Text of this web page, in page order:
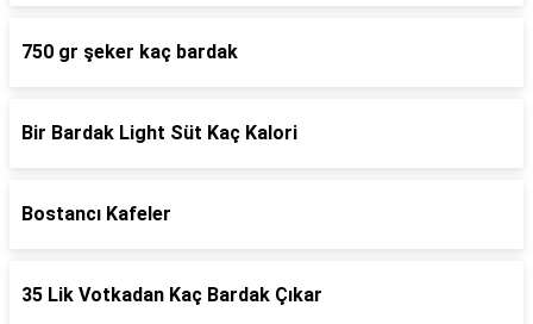
750 gr şeker kaç bardak
Bir Bardak Light Süt Kaç Kalori
Bostancı Kafeler
35 Lik Votkadan Kaç Bardak Çıkar